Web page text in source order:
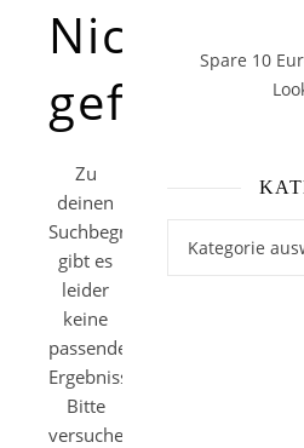
Nichts
gefunden!
Zu
deinen
Suchbegriffen
gibt es
leider
keine
passenden
Ergebnisse.
Bitte
versuche
Spare 10